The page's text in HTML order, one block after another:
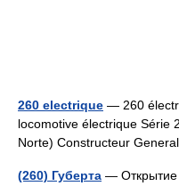
260 electrique — 260
locomotive électrique Série
Norte) Constructeur
(260) Губерта — Открытие